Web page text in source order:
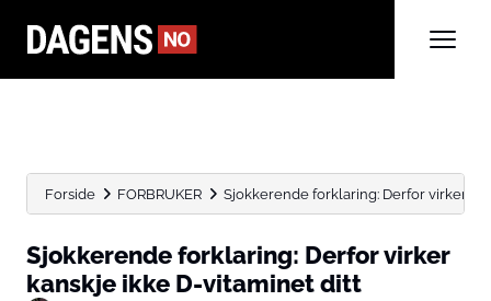
Forside FORBRUKER Sjokkerende forklaring: Derfor virker
Sjokkerende forklaring: Derfor virker
kanskje ikke D-vitaminet ditt